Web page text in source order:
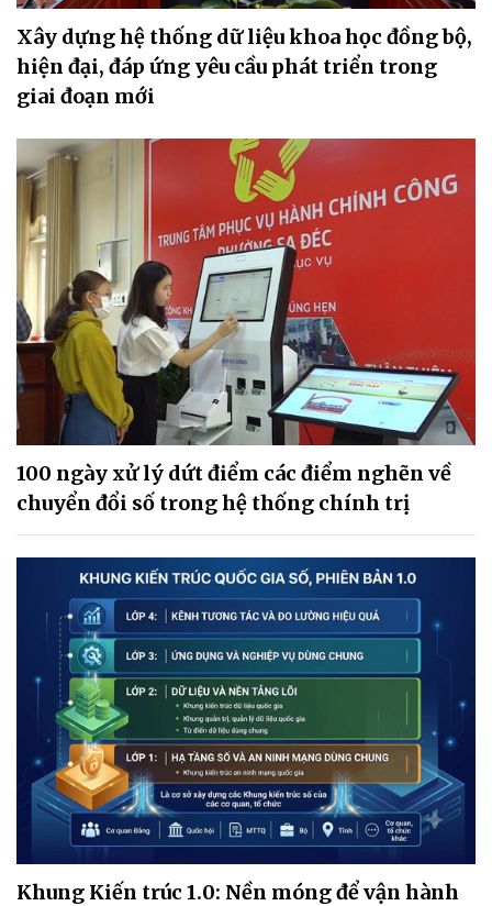
Xây dựng hệ thống dữ liệu khoa học đồng bộ,
hiện đại, đáp ứng yêu cầu phát triển trong
giai đoạn mới
100 ngày xử lý dứt điểm các điểm nghẽn về
chuyển đổi số trong hệ thống chính trị
Khung Kiến trúc 1.0: Nền móng để vận hành